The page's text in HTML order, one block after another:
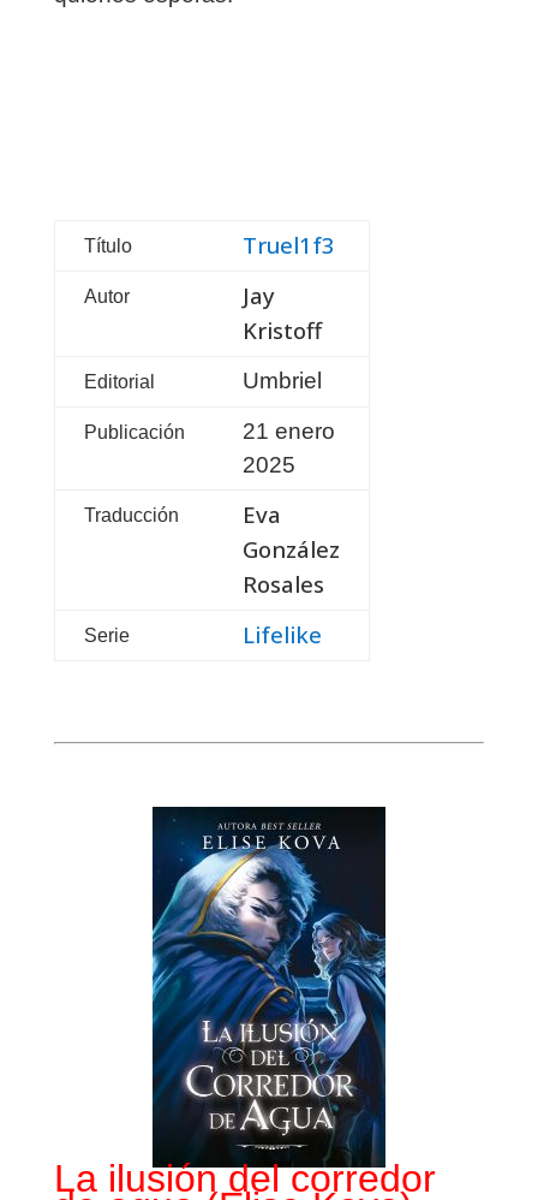
Título Truel1f3
Autor
Jay
Kristoff
Editorial Umbriel
Publicación
21 enero
2025
Traducción
Eva
González
Rosales
Serie Lifelike
La ilusión del corredor